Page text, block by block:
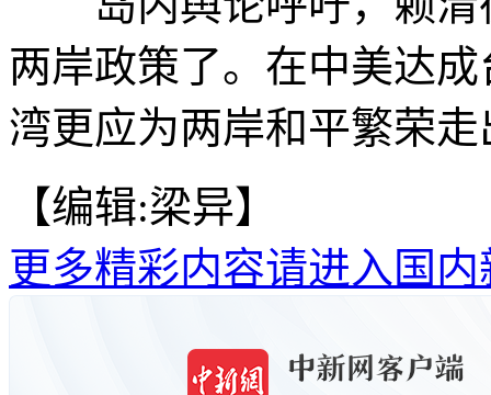
两岸政策了。在中美达
湾更应为两岸和平繁荣
【编辑:梁异】
更多精彩内容请进入国内